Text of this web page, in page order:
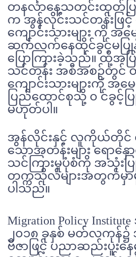
တနင်္လာနေ့သတင်းထုတ်ပြ
က အွန်လိုင်းသင်တန်းဖြင့်
ကျောင်းသားများ ကို
ဆက်လက်နေထိုင်ခွင့်မပြုနို
ပြောကြားခဲ့သည်။ ထို့အ
သင်တန်း အစီအစဉ်တွင်
ကျောင်းသားများကို အ
ပြည်ထောင်စုသို့ ၀ င်ခွင့်
မဟုတ်ပါ။
အွန်လိုင်းနှင့် လူကိုယ်တိုင်
သောအတန်းများ ရောနှေ
သင်ကြားမှုပုံစံကို အသုံးပ
တက္ကသိုလ်များအတွက်မှာမူ
ပါသည်။
Migration Policy
၂၀၁၈ ခုနှစ် မတ်လကုန်
ဗီဇာဖြင့် ပညာဆည်းပူးန